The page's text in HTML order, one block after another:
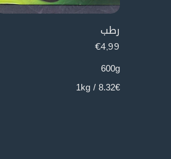
رطب
€4,99
600g
8.32€ / 1kg